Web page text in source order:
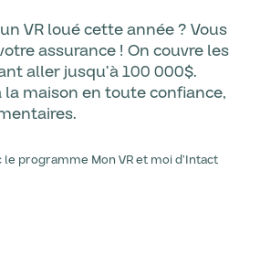
VR loué cette année ? Vous
assurance ! On couvre les
aller jusqu’à 100 000$.
la maison en toute confiance,
programme Mon VR et moi d’Intact